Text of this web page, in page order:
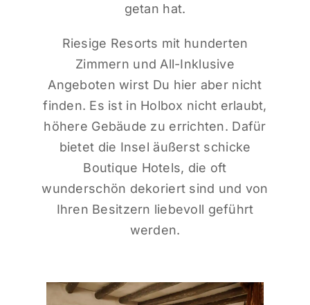
getan hat.
Riesige Resorts mit hunderten
Zimmern und All-Inklusive
Angeboten wirst Du hier aber nicht
finden. Es ist in Holbox nicht erlaubt,
höhere Gebäude zu errichten. Dafür
bietet die Insel äußerst schicke
Boutique Hotels, die oft
wunderschön dekoriert sind und von
Ihren Besitzern liebevoll geführt
werden.